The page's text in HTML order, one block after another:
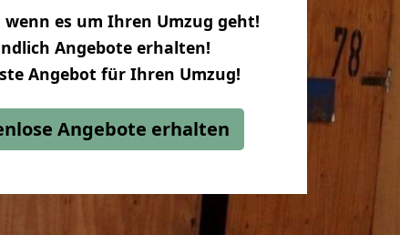
es um Ihren Umzug geht!
Angebote erhalten!
Angebot für Ihren Umzug!
Angebote erhalten